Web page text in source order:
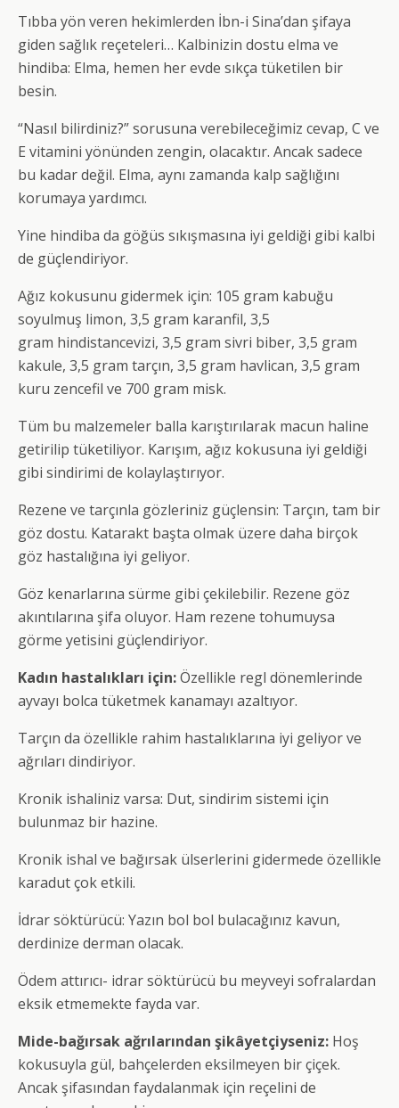
Tıbba yön veren hekimlerden İbn-i Sina’dan şifaya
giden sağlık reçeteleri… Kalbinizin dostu elma ve
hindiba: Elma, hemen her evde sıkça tüketilen bir
besin.
“Nasıl bilirdiniz?” sorusuna verebileceğimiz cevap, C ve
E vitamini yönünden zengin, olacaktır. Ancak sadece
bu kadar değil. Elma, aynı zamanda kalp sağlığını
korumaya yardımcı.
Yine hindiba da göğüs sıkışmasına iyi geldiği gibi kalbi
de güçlendiriyor.
Ağız kokusunu gidermek için: 105 gram kabuğu
soyulmuş limon, 3,5 gram karanfil, 3,5
gram hindistancevizi, 3,5 gram sivri biber, 3,5 gram
kakule, 3,5 gram tarçın, 3,5 gram havlican, 3,5 gram
kuru zencefil ve 700 gram misk.
Tüm bu malzemeler balla karıştırılarak macun haline
getirilip tüketiliyor. Karışım, ağız kokusuna iyi geldiği
gibi sindirimi de kolaylaştırıyor.
Rezene ve tarçınla gözleriniz güçlensin: Tarçın, tam bir
göz dostu. Katarakt başta olmak üzere daha birçok
göz hastalığına iyi geliyor.
Göz kenarlarına sürme gibi çekilebilir. Rezene göz
akıntılarına şifa oluyor. Ham rezene tohumuysa
görme yetisini güçlendiriyor.
Kadın hastalıkları için:Özellikle regl dönemlerinde
ayvayı bolca tüketmek kanamayı azaltıyor.
Tarçın da özellikle rahim hastalıklarına iyi geliyor ve
ağrıları dindiriyor.
Kronik ishaliniz varsa: Dut, sindirim sistemi için
bulunmaz bir hazine.
Kronik ishal ve bağırsak ülserlerini gidermede özellikle
karadut çok etkili.
İdrar söktürücü: Yazın bol bol bulacağınız kavun,
derdinize derman olacak.
Ödem attırıcı- idrar söktürücü bu meyveyi sofralardan
eksik etmemekte fayda var.
Mide-bağırsak ağrılarından şikâyetçiyseniz: Hoş
kokusuyla gül, bahçelerden eksilmeyen bir çiçek.
Ancak şifasından faydalanmak için reçelini de